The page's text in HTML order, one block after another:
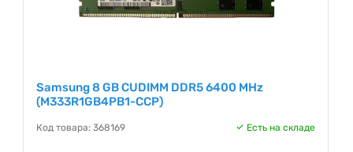
Samsung 8 GB CUDIMM DDR5 6400 MHz
(M333R1GB4PB1-CCP)
Код товара: 368169 Есть на складе